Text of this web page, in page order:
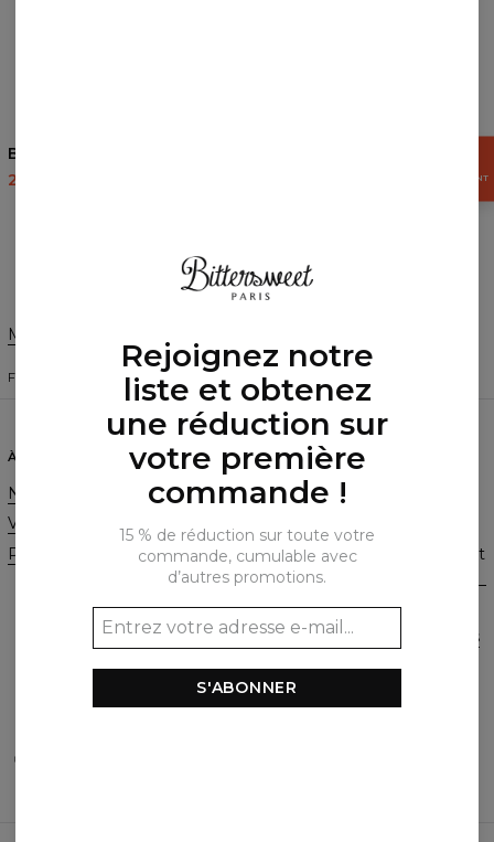
Be Yourself chemise
27,48 $US
Modifier les préférences
FRANÇAIS $ USD
À PROPOS DE NOUS
Notre histoire
Vente en gros
Programme d'affiliation
AIDE
Contact
Politique de confidentialité et
cookies
Commandes et livraisons
Retours et remboursements
FAQ
2+1 Promotion
Rejoignez notre
liste et obtenez
une réduction sur
votre première
commande !
15 % de réduction sur toute votre
commande, cumulable avec
d’autres promotions.
S'ABONNER
MAINTENANT